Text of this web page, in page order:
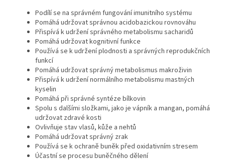
Podílí se na správném fungování imunitního systému
Pomáhá udržovat správnou acidobazickou rovnováhu
Přispívá k udržení správného metabolismu sacharidů
Pomáhá udržovat kognitivní funkce
Používá se k udržení plodnosti a správných reprodukčních
funkcí
Pomáhá udržovat správný metabolismus makroživin
Přispívá k udržení normálního metabolismu mastných
kyselin
Pomáhá při správné syntéze bílkovin
Spolu s dalšími složkami, jako je vápník a mangan, pomáhá
udržovat zdravé kosti
Ovlivňuje stav vlasů, kůže a nehtů
Pomáhá udržovat správný zrak
Používá se k ochraně buněk před oxidativním stresem
Účastní se procesu buněčného dělení